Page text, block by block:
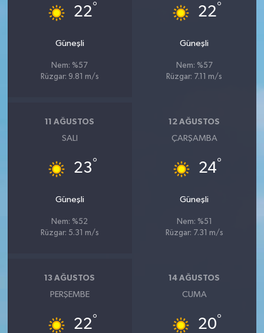
22°
Güneşli
Nem: %57
Rüzgar: 9.81 m/s
22°
Güneşli
Nem: %57
Rüzgar: 7.11 m/s
11 AĞUSTOS
SALI
23°
Güneşli
Nem: %52
Rüzgar: 5.31 m/s
12 AĞUSTOS
ÇARŞAMBA
24°
Güneşli
Nem: %51
Rüzgar: 7.31 m/s
13 AĞUSTOS
PERŞEMBE
22°
14 AĞUSTOS
CUMA
20°